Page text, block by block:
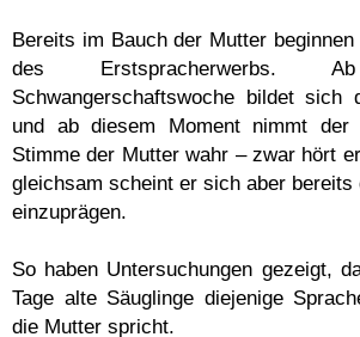
Bereits im Bauch der Mutter
des
Schwangerschaftswoche bildet sich
und ab diesem Moment nimmt
Stimme der Mutter wahr – zwar hört
gleichsam scheint er sich aber bereits
einzuprägen.
So haben Untersuchungen gezeigt,
Tage alte Säuglinge diejenige
die Mutter spricht.